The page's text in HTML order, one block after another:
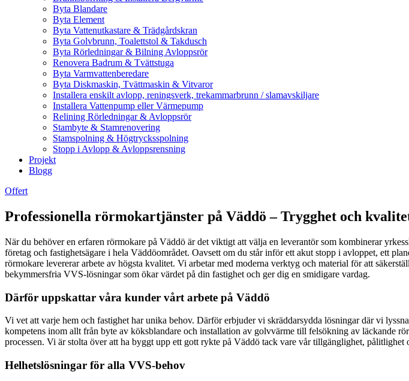
Byta Blandare
Byta Element
Byta Vattenutkastare & Trädgårdskran
Byta Golvbrunn, Toalettstol & Takdusch
Byta Rörledningar & Bilning Avloppsrör
Renovera Badrum & Tvättstuga
Byta Varmvattenberedare
Byta Diskmaskin, Tvättmaskin & Vitvaror
Installera enskilt avlopp, reningsverk, trekammarbrunn / slamavskiljare
Installera Vattenpump eller Värmepump
Relining Rörledningar & Avloppsrör
Stambyte & Stamrenovering
Stamspolning & Högtrycksspolning
Stopp i Avlopp & Avloppsrensning
Projekt
Blogg
Offert
Professionella rörmokartjänster på Väddö – Trygghet och
När du behöver en erfaren rörmokare på Väddö är det viktigt att välja en leverantör som kombinerar
företag och fastighetsägare i hela Väddöområdet. Oavsett om du står inför ett akut stopp i avloppet, ett
rörmokare levererar arbete av högsta kvalitet. Vi arbetar med moderna verktyg och material för att
bekymmersfria VVS-lösningar som ökar värdet på din fastighet och ger dig en smidigare vardag.
Därför uppskattar våra kunder vårt arbete på Väddö
Vi vet att varje hem och fastighet har unika behov. Därför erbjuder vi skräddarsydda lösningar där vi
kompetens inom allt från byte av köksblandare och installation av golvvärme till felsökning av läckande
processen. Vi är stolta över att ha byggt upp ett gott rykte på Väddö tack vare vår tillgänglighet, pålitlighet
Helhetslösningar för alla VVS-behov